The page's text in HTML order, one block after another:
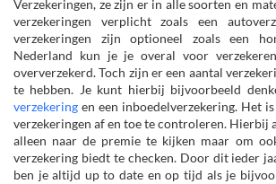
Verzekeringen, ze zijn er in alle soorten en
verzekeringen verplicht zoals een
verzekeringen zijn optioneel zoals een
Nederland kun je je overal voor
oververzekerd. Toch zijn er een aantal
te hebben. Je kunt hierbij bijvoorbeeld
verzekering en een inboedelverzekering. Het
verzekeringen af en toe te controleren. Hierbij
alleen naar de premie te kijken maar om
verzekering biedt te checken. Door dit ieder
ben je altijd up to date en op tijd als je